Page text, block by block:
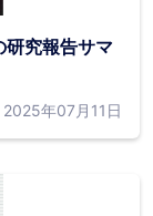
研究報告サマ
2025年07月11日